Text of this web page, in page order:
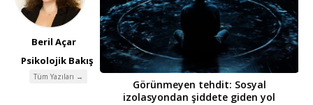
Beril Açar
Psikolojik Bakış
Tüm Yazıları →
Görünmeyen tehdit: Sosyal
izolasyondan şiddete giden yol